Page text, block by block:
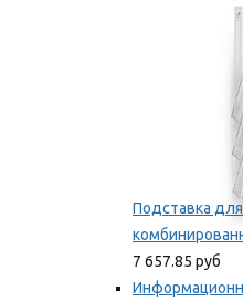
Подставка
7 657.85 руб